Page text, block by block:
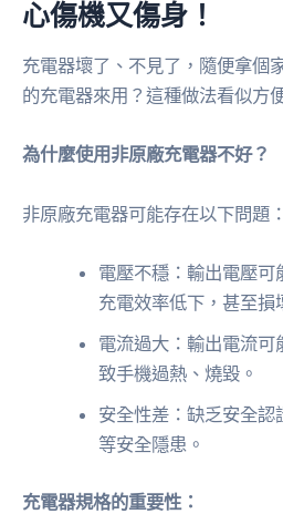
心傷機又傷身！
充電器壞了、不見了，隨便拿個
的充電器來用？這種做法看似方
為什麼使用非原廠充電器不好？
非原廠充電器可能存在以下問題：
電壓不穩：輸出電壓
充電效率低下，甚至損
電流過大：輸出電流
致手機過熱、燒毀。
安全性差：缺乏安全
等安全隱患。
充電器規格的重要性：